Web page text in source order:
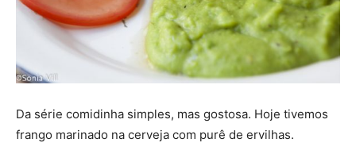
Da série comidinha simples, mas gostosa. Hoje tivemos
frango marinado na cerveja com purê de ervilhas.